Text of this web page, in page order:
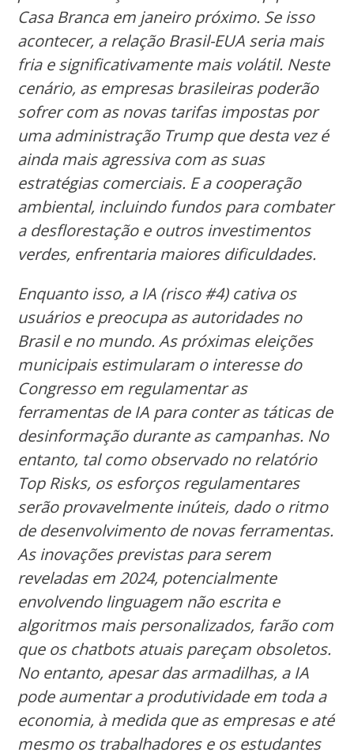
Casa Branca em janeiro próximo. Se isso
acontecer, a relação Brasil-EUA seria mais
fria e significativamente mais volátil. Neste
cenário, as empresas brasileiras poderão
sofrer com as novas tarifas impostas por
uma administração Trump que desta vez é
ainda mais agressiva com as suas
estratégias comerciais. E a cooperação
ambiental, incluindo fundos para combater
a desflorestação e outros investimentos
verdes, enfrentaria maiores dificuldades.
Enquanto isso, a IA (risco #4) cativa os
usuários e preocupa as autoridades no
Brasil e no mundo. As próximas eleições
municipais estimularam o interesse do
Congresso em regulamentar as
ferramentas de IA para conter as táticas de
desinformação durante as campanhas. No
entanto, tal como observado no relatório
Top Risks, os esforços regulamentares
serão provavelmente inúteis, dado o ritmo
de desenvolvimento de novas ferramentas.
As inovações previstas para serem
reveladas em 2024, potencialmente
envolvendo linguagem não escrita e
algoritmos mais personalizados, farão com
que os chatbots atuais pareçam obsoletos.
No entanto, apesar das armadilhas, a IA
pode aumentar a produtividade em toda a
economia, à medida que as empresas e até
mesmo os trabalhadores e os estudantes